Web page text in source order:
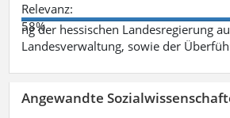
Relevanz:
58%
ng der hessischen Landesregierung
Landesverwaltung, sowie der
Angewandte